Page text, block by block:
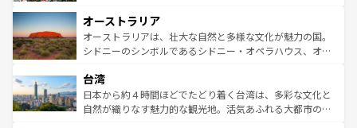
部のニューオーリンズでは、音楽と美食が融合した独特の
文化が魅力。旅行者はアメリカの各地域で異なる魅力を楽
しみながら、その多様性と豊かな歴史を感じることができ
ならではの贅沢な旅のスタイルだ。 なお、新着のアメリカ
情報はコンテンツ一覧を参照してほしい。
ワイ島は見逃せない。また、定番の観光地といえばオアフ
島だが、静かな自然を求めるならマウイ島やカウアイ島が
おすすめ。エメラルドグリーンに輝く海をはじめ、豊かな
れるおもてなしの心で訪れる人々を迎えてくれるハワイの
人々、おいしいローカルフードやハワイアンミュージッ
ク、伝統的なフラダンスなど、すべてがハワイの魅力を彩
オーストラリア
オーストラリアは、壮大な自然と多様な文化が魅力の国。
シドニーのシンボルであるシドニー・オペラハウス、オー
リアリーフや大陸中央部にそびえるウルル（エアーズロッ
ク）、タスマニアの美しい原生林やケアンズの熱帯雨林な
ど、見どころがたくさん。また、カフェやワイン、オージ
台湾
日本から約４時間ほどでたどり着く台湾は、多彩な文化と
自然が織りなす魅力的な観光地。活気あふれる大都市の台